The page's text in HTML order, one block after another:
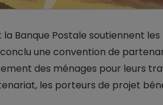
la Banque Postale soutiennent
une convention de
des ménages pour leurs
les porteurs de projet